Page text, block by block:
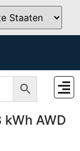
kWh AWD